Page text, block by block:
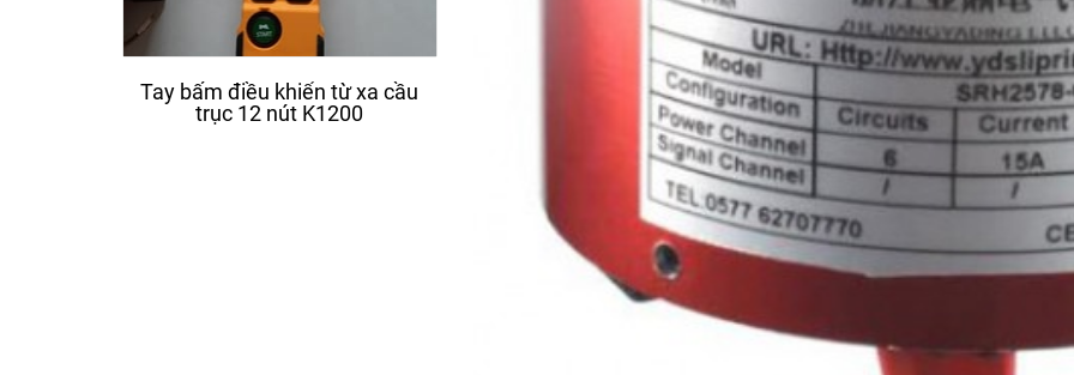
Tay bấm điều khiển từ xa cầu
trục 12 nút K1200
Động cơ dầm biên cầu trục 0.75
kw SUNGDO
Động cơ dầm biên cầu
Nhật bãi